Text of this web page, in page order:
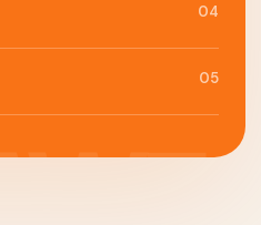
04
05